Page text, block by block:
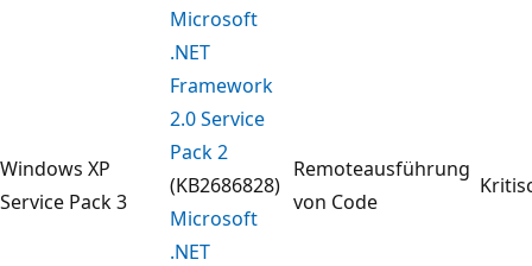
Windows XP
Service Pack 3
Microsoft
.NET
Framework
2.0 Service
Pack 2
(KB2686828)
Microsoft
.NET
Remoteausführung
von Code